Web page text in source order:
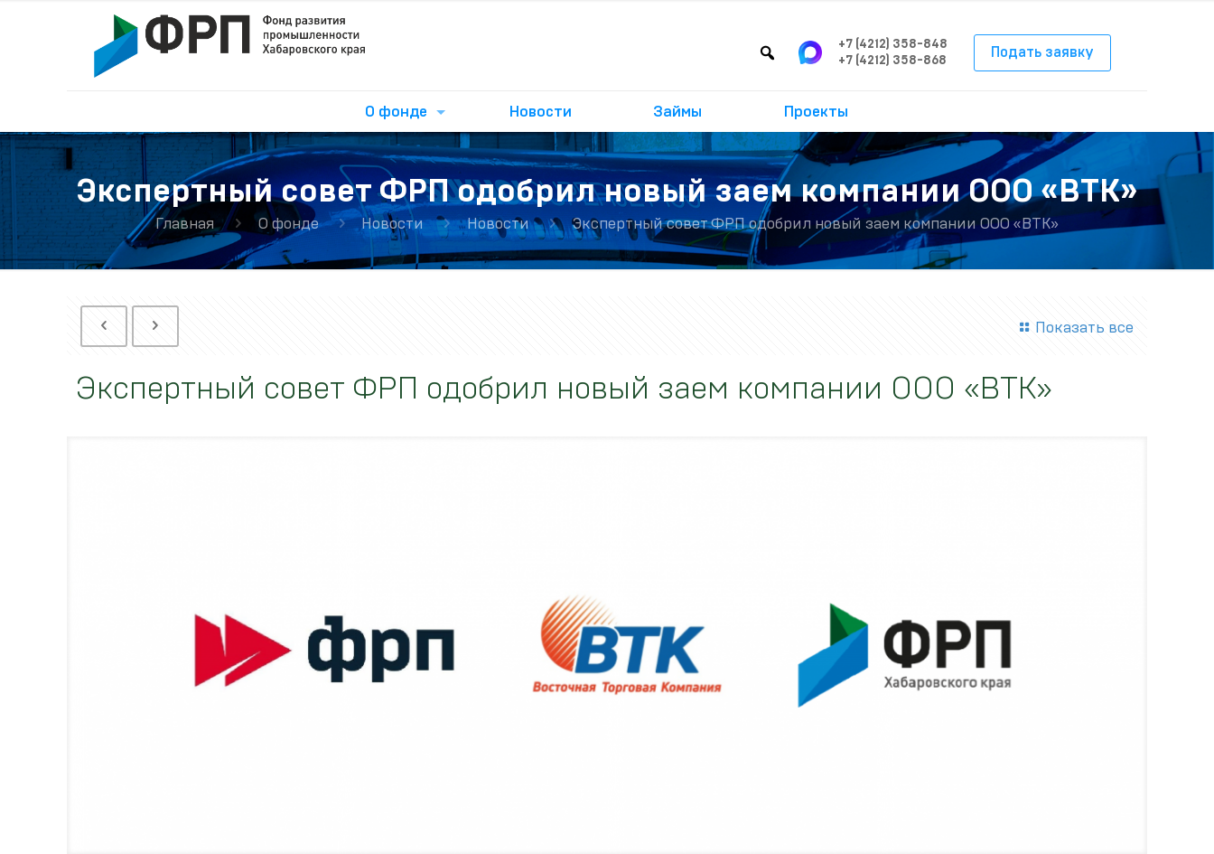
О фонде Новости Займы Проекты
+7 (4212) 358-848
+7 (4212) 358-868
Подать заявку
Экспертный совет ФРП одобрил новый заем компании ООО «ВТК»
Главная О фонде Новости Новости Экспертный совет ФРП одобрил новый заем компании ООО «ВТК»
Показать все
Экспертный совет ФРП одобрил новый заем компании ООО «ВТК»